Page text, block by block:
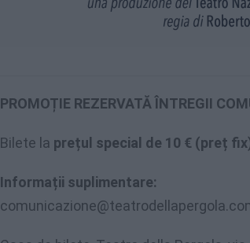
PROMOȚIE REZERVATĂ ÎNTREGII
Bilete la prețul special de 10 € (preț
Informații suplimentare: